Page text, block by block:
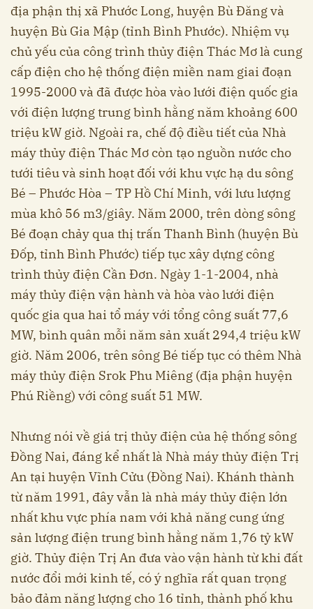
địa phận thị xã Phước Long, huyện Bù Đăng và
huyện Bù Gia Mập (tỉnh Bình Phước). Nhiệm vụ
chủ yếu của công trình thủy điện Thác Mơ là cung
cấp điện cho hệ thống điện miền nam giai đoạn
1995-2000 và đã được hòa vào lưới điện quốc gia
với điện lượng trung bình hằng năm khoảng 600
triệu kW giờ. Ngoài ra, chế độ điều tiết của Nhà
máy thủy điện Thác Mơ còn tạo nguồn nước cho
tưới tiêu và sinh hoạt đối với khu vực hạ du sông
Bé – Phước Hòa – TP Hồ Chí Minh, với lưu lượng
mùa khô 56 m3/giây. Năm 2000, trên dòng sông
Bé đoạn chảy qua thị trấn Thanh Bình (huyện Bù
Đốp, tỉnh Bình Phước) tiếp tục xây dựng công
trình thủy điện Cần Đơn. Ngày 1-1-2004, nhà
máy thủy điện vận hành và hòa vào lưới điện
quốc gia qua hai tổ máy với tổng công suất 77,6
MW, bình quân mỗi năm sản xuất 294,4 triệu kW
giờ. Năm 2006, trên sông Bé tiếp tục có thêm Nhà
máy thủy điện Srok Phu Miêng (địa phận huyện
Phú Riềng) với công suất 51 MW.
Nhưng nói về giá trị thủy điện của hệ thống sông
Đồng Nai, đáng kể nhất là Nhà máy thủy điện Trị
An tại huyện Vĩnh Cửu (Đồng Nai). Khánh thành
từ năm 1991, đây vẫn là nhà máy thủy điện lớn
nhất khu vực phía nam với khả năng cung ứng
sản lượng điện trung bình hằng năm 1,76 tỷ kW
giờ. Thủy điện Trị An đưa vào vận hành từ khi đất
nước đổi mới kinh tế, có ý nghĩa rất quan trọng
bảo đảm năng lượng cho 16 tỉnh, thành phố khu